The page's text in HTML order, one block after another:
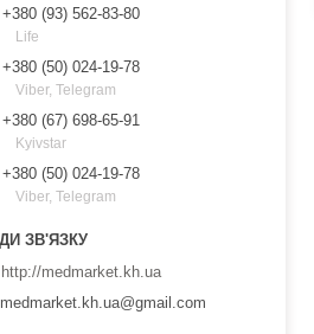
+380 (93) 562-83-80
Life
+380 (50) 024-19-78
Viber, Telegram
+380 (67) 698-65-91
Kyivstar
+380 (50) 024-19-78
Viber, Telegram
http://medmarket.kh.ua
medmarket.kh.ua@gmail.com